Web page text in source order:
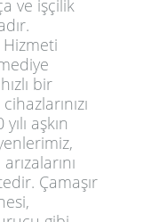
ve işçilik
Hizmeti
bir
aşkın
Çamaşır